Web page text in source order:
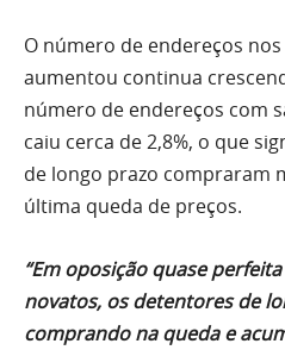
O número de endereços
aumentou continua
número de endereços com
caiu cerca de 2,8%, o que
de longo prazo compraram
última queda de preços.
“Em oposição quase
novatos, os detentores de
comprando na queda e